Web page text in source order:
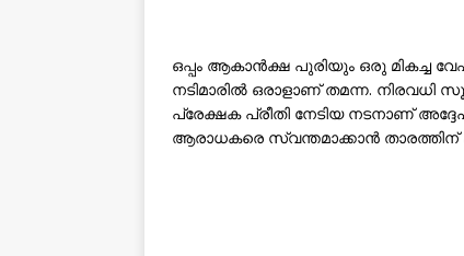
ഒപ്പം ആകാൻക്ഷ പുരിയും ഒരു മികച്ച
നടിമാരിൽ ഒരാളാണ് തമന്ന. നിരവധി
പ്രേക്ഷക പ്രീതി നേടിയ നടനാണ്
ആരാധകരെ സ്വന്തമാക്കാൻ താരത്തിന്